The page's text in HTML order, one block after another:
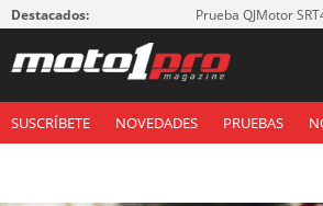
Destacados: Prueba QJMotor
SUSCRÍBETE NOVEDADES PRUEBAS